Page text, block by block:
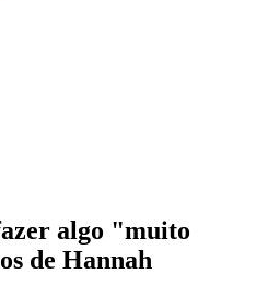
algo "muito
de Hannah